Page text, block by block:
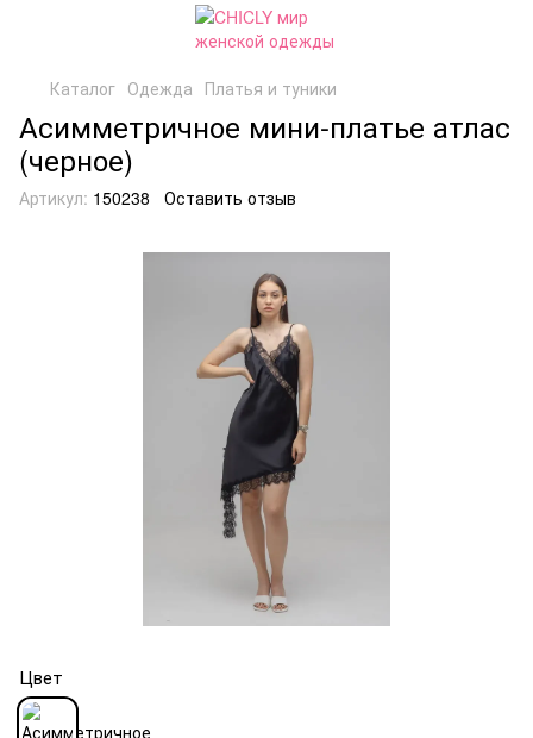
Каталог Одежда Платья и туники
Асимметричное мини-платье атлас
(черное)
Артикул: 150238 Оставить отзыв
Цвет